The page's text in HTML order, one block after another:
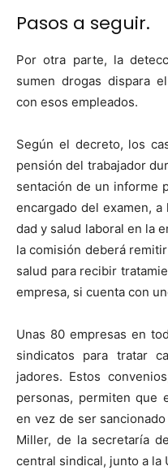
Pasos a seguir.
Por otra parte, la
sumen dro­gas dis­para
con esos emplea­d­os.
Según el decre­to, los
pen­sión del tra­ba­jador
sentación de un informe
encar­ga­do del exa­m­en,
dad y salud lab­o­ral en la
la comisión deberá
salud para recibir
empre­sa, si cuen­ta con
Unas 80 empre­sas en
sindi­catos para tratar
jadores. Estos
per­sonas, per­miten que
en vez de ser
Miller, de la sec­re­taría
cen­tral sindi­cal, jun­to a la